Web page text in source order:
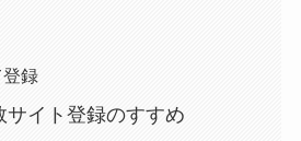
録
サイト登録のすすめ